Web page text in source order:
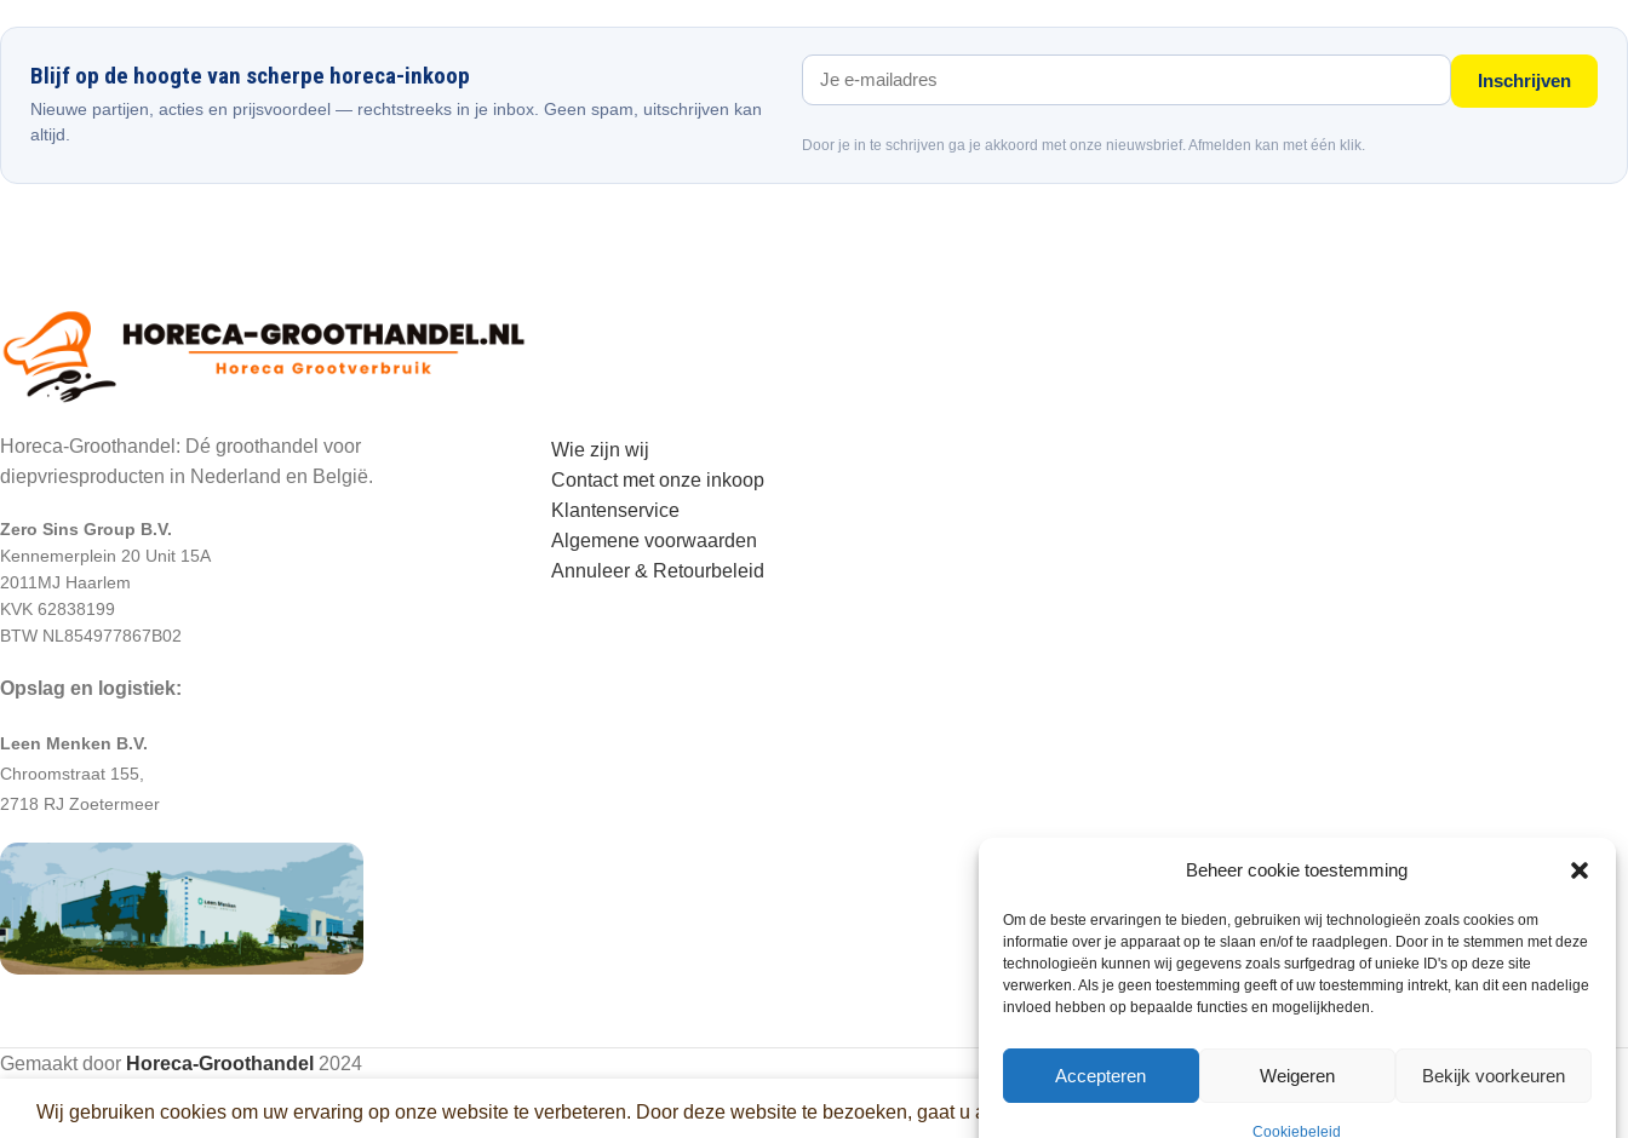
Beheer cookie toestemming
Om de beste ervaringen te bieden, gebruiken wij technologieën zoals cookies om
informatie over je apparaat op te slaan en/of te raadplegen. Door in te stemmen met deze
technologieën kunnen wij gegevens zoals surfgedrag of unieke ID's op deze site
verwerken. Als je geen toestemming geeft of uw toestemming intrekt, kan dit een nadelige
invloed hebben op bepaalde functies en mogelijkheden.
Accepteren Weigeren Bekijk voorkeuren
Cookiebeleid
Blijf op de hoogte van scherpe horeca-inkoop
Nieuwe partijen, acties en prijsvoordeel — rechtstreeks in je inbox. Geen spam, uitschrijven kan
altijd.
Inschrijven
Door je in te schrijven ga je akkoord met onze nieuwsbrief. Afmelden kan met één klik.
Horeca-Groothandel: Dé groothandel voor
diepvriesproducten in Nederland en België.
Zero Sins Group B.V.
Kennemerplein 20 Unit 15A
2011MJ Haarlem
KVK 62838199
BTW NL854977867B02
Opslag en logistiek:
Leen Menken B.V.
Chroomstraat 155,
2718 RJ Zoetermeer
Wie zijn wij
Contact met onze inkoop
Klantenservice
Algemene voorwaarden
Annuleer & Retourbeleid
Gemaakt door Horeca-Groothandel 2024
Wij gebruiken cookies om uw ervaring op onze website te verbeteren. Door deze website te bezoeken, gaat u akkoord met ons gebruik van cookies.